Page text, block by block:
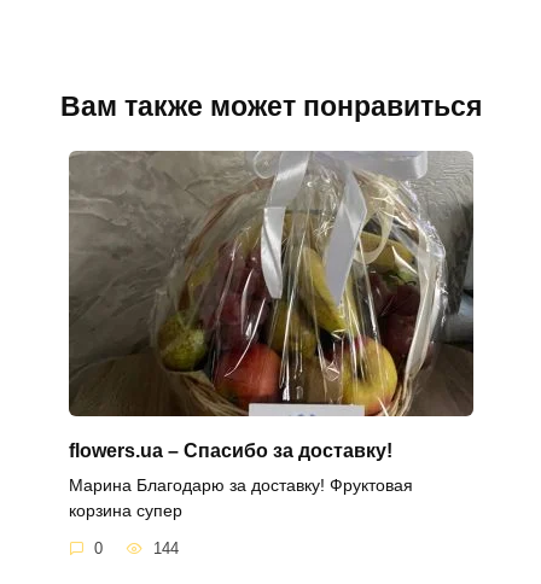
Вам также может понравиться
flowers.ua – Спасибо за доставку!
Марина Благодарю за доставку! Фруктовая
корзина супер
0 144